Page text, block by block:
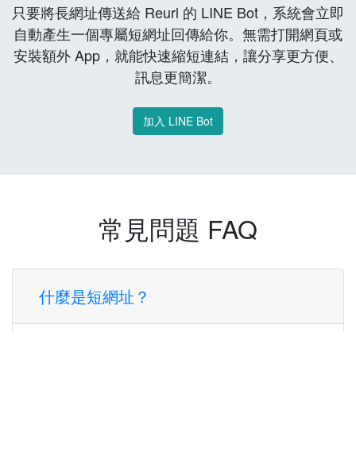
只要將長網址傳送給 Reurl 的 LINE Bot，系統會立即
自動產生一個專屬短網址回傳給你。無需打開網頁或
安裝額外 App，就能快速縮短連結，讓分享更方便、
訊息更簡潔。
加入 LINE Bot
常見問題 FAQ
什麼是短網址？